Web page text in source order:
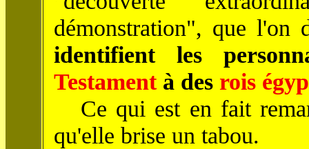
démonstration", que l'on
identifient les
Testamentà des rois
Ce qui est en fait
qu'elle brise un tabou.